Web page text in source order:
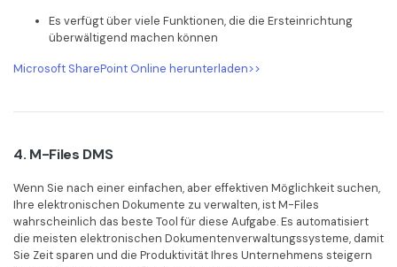
Es verfügt über viele Funktionen, die die Ersteinrichtung
überwältigend machen können
Microsoft SharePoint Online herunterladen>>
4. M-Files DMS
Wenn Sie nach einer einfachen, aber effektiven Möglichkeit suchen,
Ihre elektronischen Dokumente zu verwalten, ist M-Files
wahrscheinlich das beste Tool für diese Aufgabe. Es automatisiert
die meisten elektronischen Dokumentenverwaltungssysteme, damit
Sie Zeit sparen und die Produktivität Ihres Unternehmens steigern